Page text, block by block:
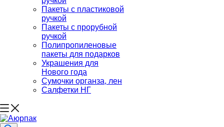
Пакеты с пластиковой
ручкой
Пакеты с прорубной
ручкой
Полипропиленовые
пакеты для подарков
Украшения для
Нового года
Сумочки органза, лен
Салфетки НГ